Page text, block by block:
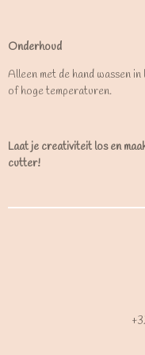
Onderhoud
Alleen met de hand wassen
of hoge temperaturen.
Laat je creativiteit los en
cutter!